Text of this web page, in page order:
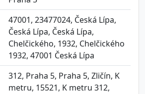
47001, 23477024, Česká Lípa,
Česká Lípa, Česká Lípa,
Chelčického, 1932, Chelčického
1932, 47001 Česká Lípa
312, Praha 5, Praha 5, Zličín, K
metru, 15521, K metru 312,